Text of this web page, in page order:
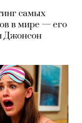
самых
в мире — его
Джонсон